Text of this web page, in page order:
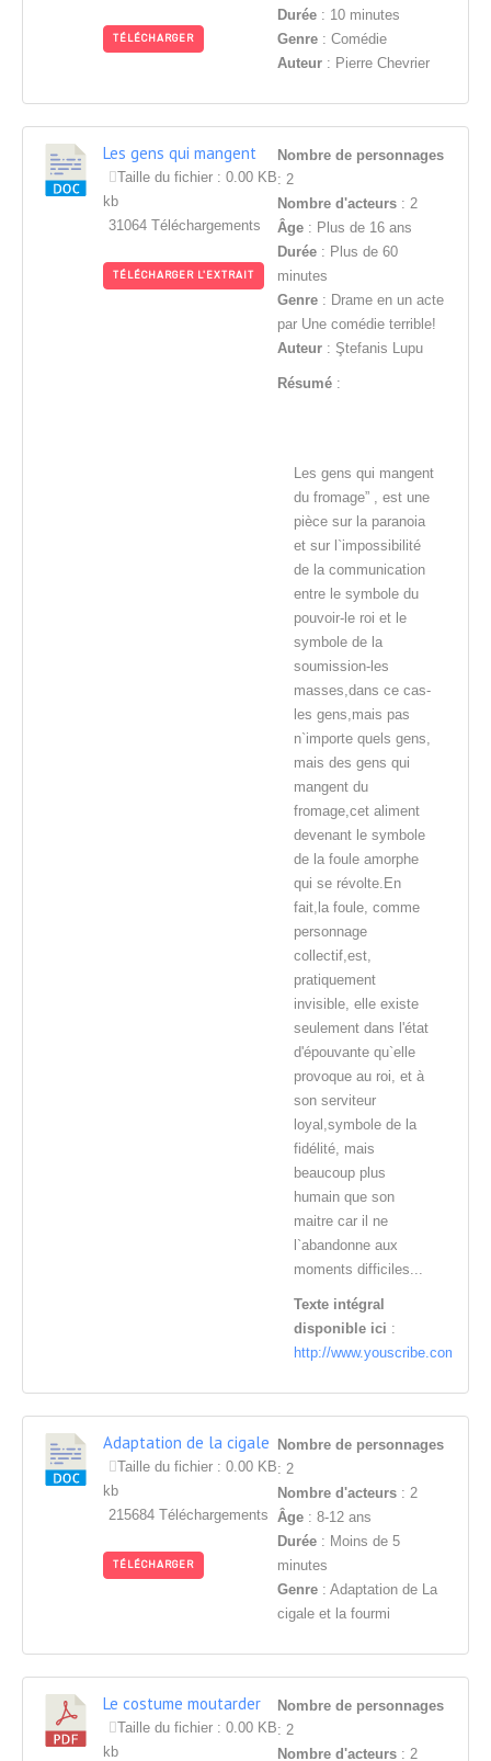
TÉLÉCHARGER
Durée : 10 minutes
Genre : Comédie
Auteur : Pierre Chevrier
Les gens qui mangent
du fromage
Taille du fichier : 0.00 KB
kb
31064 Téléchargements
TÉLÉCHARGER L'EXTRAIT
Nombre de personnages
: 2
Nombre d'acteurs : 2
Âge : Plus de 16 ans
Durée : Plus de 60
minutes
Genre : Drame en un acte
par Une comédie terrible!
Auteur : Ştefanis Lupu
Résumé :
Les gens qui mangent
du fromage” , est une
pièce sur la paranoia
et sur l`impossibilité
de la communication
entre le symbole du
pouvoir-le roi et le
symbole de la
soumission-les
masses,dans ce cas-
les gens,mais pas
n`importe quels gens,
mais des gens qui
mangent du
fromage,cet aliment
devenant le symbole
de la foule amorphe
qui se révolte.En
fait,la foule, comme
personnage
collectif,est,
pratiquement
invisible, elle existe
seulement dans l'état
d'épouvante qu`elle
provoque au roi, et à
son serviteur
loyal,symbole de la
fidélité, mais
beaucoup plus
humain que son
maitre car il ne
l`abandonne aux
moments difficiles...
Texte intégral
disponible ici :
http://www.youscribe.com/
Adaptation de la cigale
et la fourmi
Taille du fichier : 0.00 KB
kb
215684 Téléchargements
TÉLÉCHARGER
Nombre de personnages
: 2
Nombre d'acteurs : 2
Âge : 8-12 ans
Durée : Moins de 5
minutes
Genre : Adaptation de La
cigale et la fourmi
Le costume moutarder
Taille du fichier : 0.00 KB
kb
Nombre de personnages
: 2
Nombre d'acteurs : 2